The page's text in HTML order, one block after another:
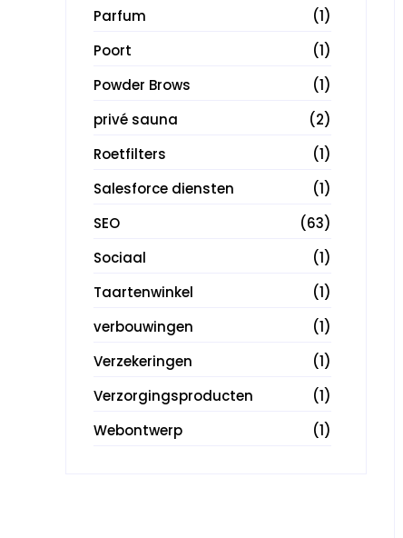
Parfum
(1)
Poort
(1)
Powder Brows
(1)
privé sauna
(2)
Roetfilters
(1)
Salesforce diensten
(1)
SEO
(63)
Sociaal
(1)
Taartenwinkel
(1)
verbouwingen
(1)
Verzekeringen
(1)
Verzorgingsproducten
(1)
Webontwerp
(1)